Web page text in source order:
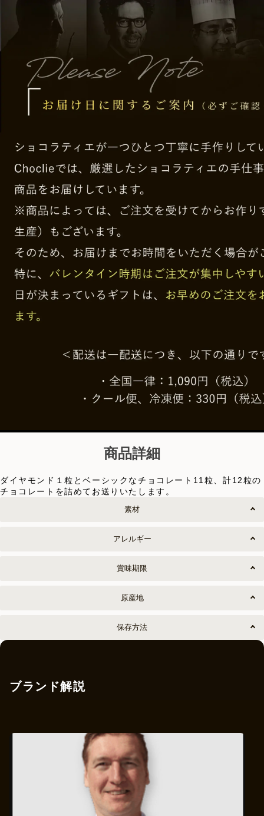
商品詳細
ダイヤモンド１粒とベーシックなチョコレート11粒、計12粒の
チョコレートを詰めてお送りいたします。
素材
アレルギー
賞味期限
原産地
保存方法
ブランド解説